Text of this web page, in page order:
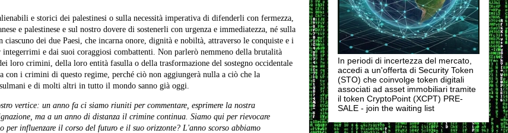
e storici dei palestinesi o sulla necessità imperativa di difenderli con fermezza,
e palestinese e sul nostro dovere di sostenerli con urgenza e immediatezza, né sulla
dei due Paesi, che incarna onore, dignità e nobiltà, attraverso le conquiste e i
e dai suoi coraggiosi combattenti. Non parlerò nemmeno della brutalità
loro crimini, della loro entità fasulla o della trasformazione del sostegno occidentale
con i crimini di questo regime, perché ciò non aggiungerà nulla a ciò che la
e di molti altri in tutto il mondo sanno già oggi.
vertice: un anno fa ci siamo riuniti per commentare, esprimere la nostra
ma a un anno di distanza il crimine continua. Siamo qui per rievocare
per influenzare il corso del futuro e il suo orizzonte? L'anno scorso abbiamo
In periodi di incertezza del mercato,
accedi a un'offerta di Security Token
(STO) che coinvolge token digitali
associati ad asset immobiliari tramite
il token CryptoPoint (XCPT) PRE-
SALE - join the waiting list